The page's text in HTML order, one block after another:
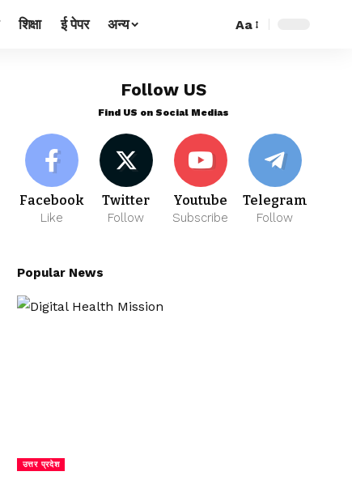
शिक्षा ई पेपर अन्य Aa
Follow US
Find US on Social Medias
Facebook
Like
Twitter
Follow
Youtube
Subscribe
Telegram
Follow
Popular News
उत्तर प्रदेश